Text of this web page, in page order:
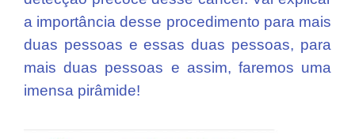
a importância desse procedimento para mais
duas pessoas e essas duas pessoas, para
mais duas pessoas e assim, faremos uma
imensa pirâmide!